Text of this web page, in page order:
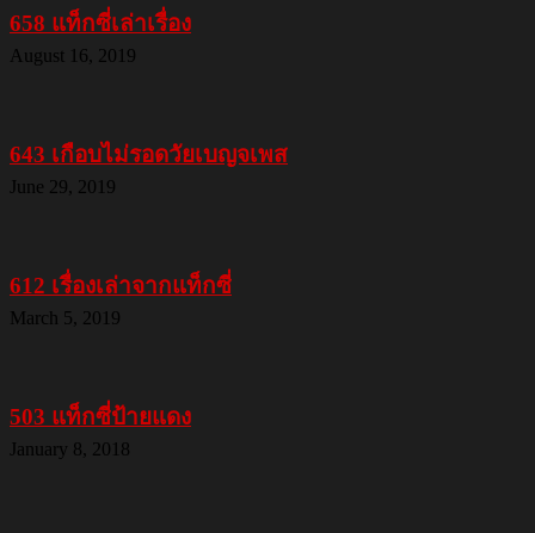
658 แท็กซี่เล่าเรื่อง
August 16, 2019
643 เกือบไม่รอดวัยเบญจเพส
June 29, 2019
612 เรื่องเล่าจากแท็กซี่
March 5, 2019
503 แท็กซี่ป้ายแดง
January 8, 2018